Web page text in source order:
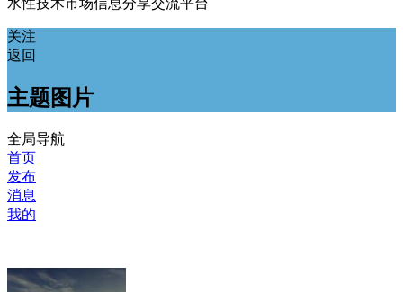
水性技术市场信息分享交流平台
关注
返回
主题图片
全局导航
首页
发布
消息
我的